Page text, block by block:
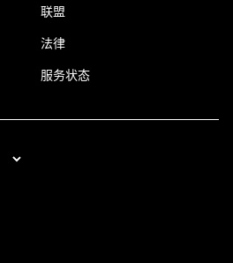
联盟
法律
服务状态